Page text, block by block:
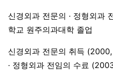
신경외과 전문의 · 정형외과
학교 원주의과대학 졸업
신경외과 전문의 취득
· 정형외과 전임의 수료